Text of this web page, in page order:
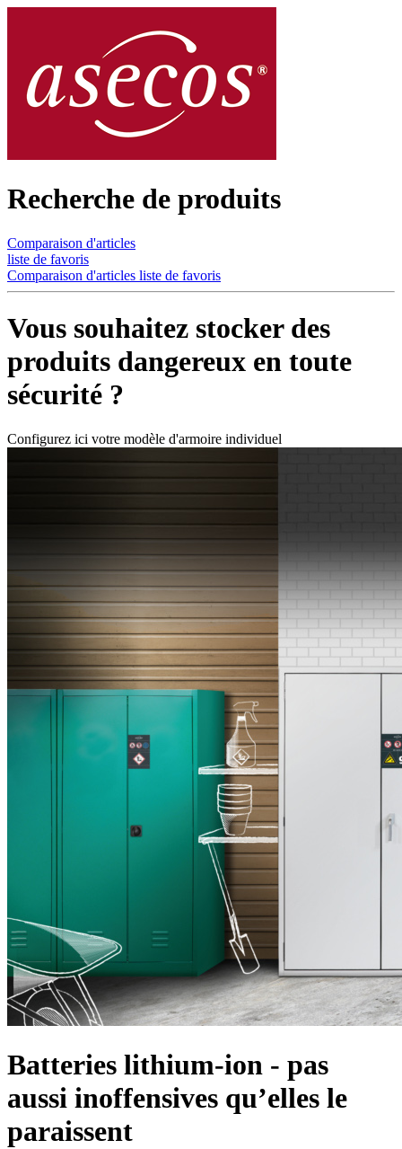
Recherche de produits
Comparaison d'articles
liste de favoris
Comparaison d'articles liste de favoris
Vous souhaitez stocker des
produits dangereux en toute
sécurité ?
Configurez ici votre modèle d'armoire individuel
Batteries lithium-ion - pas
aussi inoffensives qu’elles le
paraissent